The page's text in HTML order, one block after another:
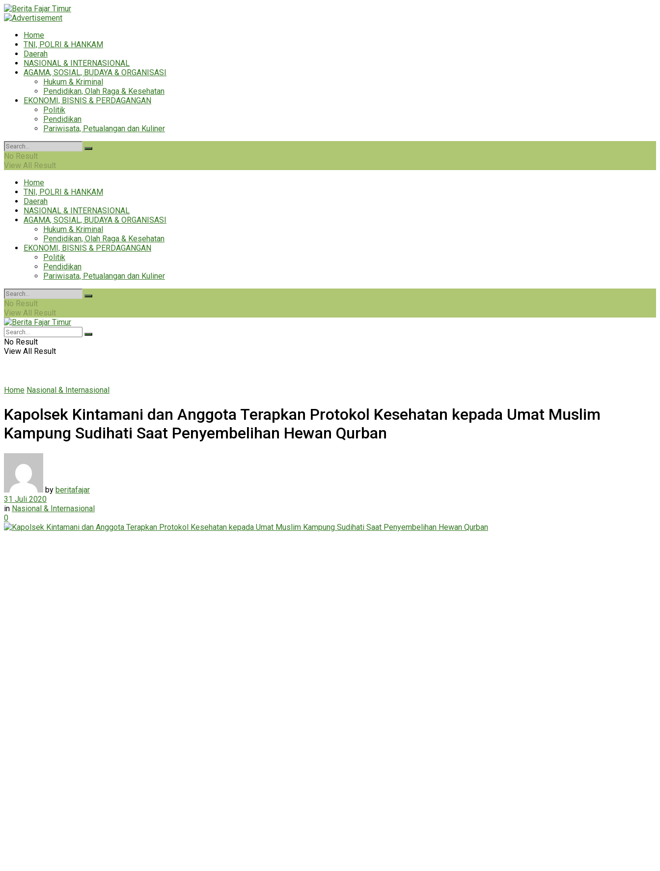
Home
TNI, POLRI & HANKAM
Daerah
NASIONAL & INTERNASIONAL
AGAMA, SOSIAL, BUDAYA & ORGANISASI
Hukum & Kriminal
Pendidikan, Olah Raga & Kesehatan
EKONOMI, BISNIS & PERDAGANGAN
Politik
Pendidikan
Pariwisata, Petualangan dan Kuliner
No Result
View All Result
Home
TNI, POLRI & HANKAM
Daerah
NASIONAL & INTERNASIONAL
AGAMA, SOSIAL, BUDAYA & ORGANISASI
Hukum & Kriminal
Pendidikan, Olah Raga & Kesehatan
EKONOMI, BISNIS & PERDAGANGAN
Politik
Pendidikan
Pariwisata, Petualangan dan Kuliner
No Result
View All Result
No Result
View All Result
Home Nasional & Internasional
Kapolsek Kintamani dan Anggota Terapkan Protokol Kesehatan kepada Umat Muslim
Kampung Sudihati Saat Penyembelihan Hewan Qurban
by beritafajar
31 Juli 2020
in Nasional & Internasional
0